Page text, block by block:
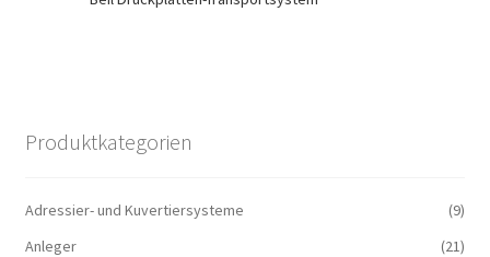
Produktkategorien
Adressier- und Kuvertiersysteme
(9)
Anleger
(21)